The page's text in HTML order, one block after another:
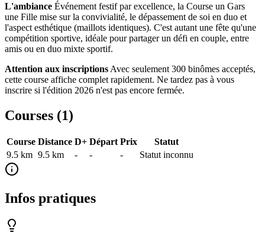
L'ambiance Événement festif par excellence, la Course un Gars
une Fille mise sur la convivialité, le dépassement de soi en duo et
l'aspect esthétique (maillots identiques). C'est autant une fête qu'une
compétition sportive, idéale pour partager un défi en couple, entre
amis ou en duo mixte sportif.
Attention aux inscriptions Avec seulement 300 binômes acceptés,
cette course affiche complet rapidement. Ne tardez pas à vous
inscrire si l'édition 2026 n'est pas encore fermée.
Courses (1)
Course Distance D+ Départ Prix
Statut
9.5 km 9.5 km - - - Statut inconnu
Infos pratiques